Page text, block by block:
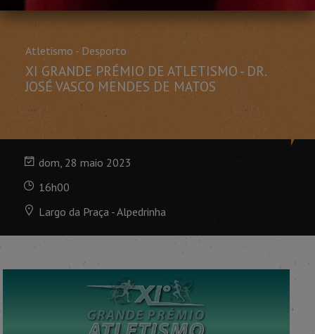
Atletismo - Desporto
XI GRANDE PRÉMIO DE ATLETISMO - DR.
JOSÉ VASCO MENDES DE MATOS
dom, 28 maio 2023
16h00
Largo da Praça - Alpedrinha